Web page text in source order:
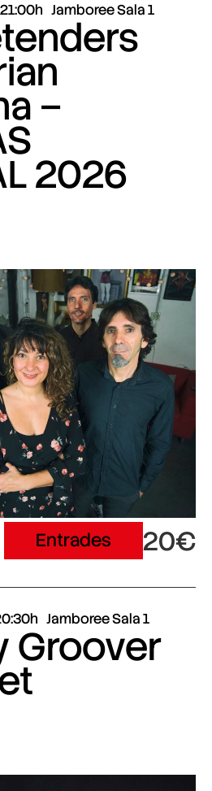
21:00h Jamboree Sala 1
–
2026
Entrades 20€
Jamboree Sala 1
Groover